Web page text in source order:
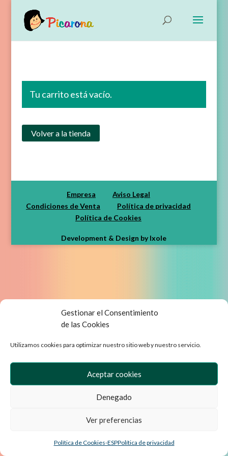
Gestionar el Consentimiento
de las Cookies
Utilizamos cookies para optimizar nuestro sitio web y nuestro servicio.
Aceptar cookies
Denegado
Ver preferencias
Política de Cookies-ESPPolítica de privacidad
Tu carrito está vacío.
Volver a la tienda
Empresa
Aviso Legal
Condiciones de Venta
Política de privacidad
Política de Cookies
Development & Design by Ixole